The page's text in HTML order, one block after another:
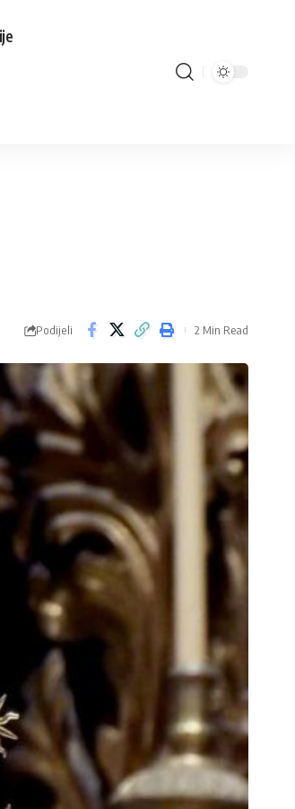
Podijeli 2 Min Read